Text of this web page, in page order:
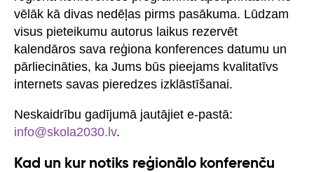
vēlāk kā divas nedēļas pirms pasākuma. Lūdzam
visus pieteikumu autorus laikus rezervēt
kalendāros sava reģiona konferences datumu un
pārliecināties, ka Jums būs pieejams kvalitatīvs
internets savas pieredzes izklāstīšanai.
Neskaidrību gadījumā jautājiet e-pastā:
info@skola2030.lv.
Kad un kur notiks reģionālo konferenču